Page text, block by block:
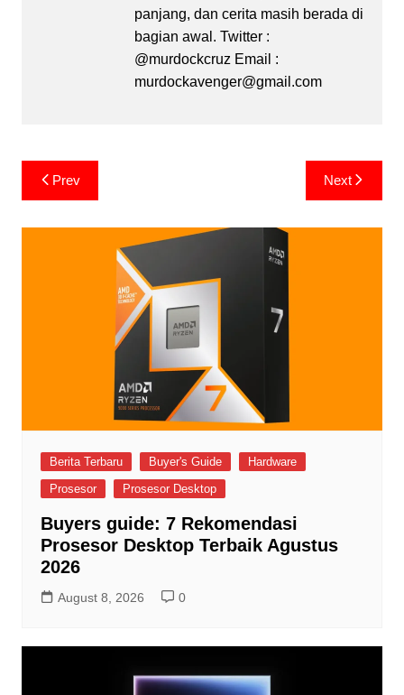
panjang, dan cerita masih berada di
bagian awal. Twitter :
@murdockcruz Email :
murdockavenger@gmail.com
Post
navigation
Prev Next
Berita Terbaru Buyer's Guide
Hardware
Prosesor
Prosesor Desktop
Buyers guide: 7 Rekomendasi
Prosesor Desktop Terbaik Agustus
2026
August 8, 2026 0